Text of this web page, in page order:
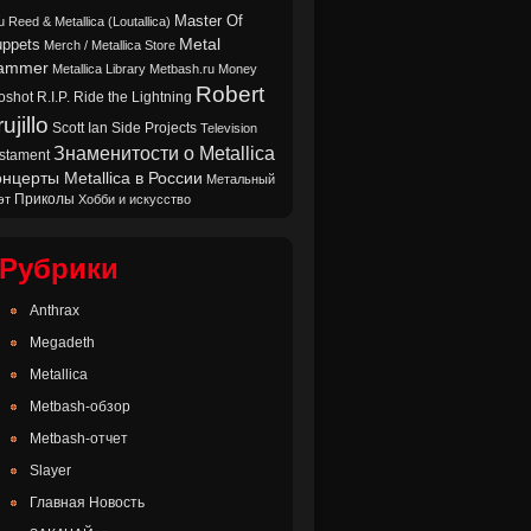
Reed & Metallica (Loutallica) Master Of
Merch / Metallica Store Metal
Metallica Library Metbash.ru Money
R.I.P. Ride the Lightning Robert
Scott Ian Side Projects Television
Знаменитости о Metallica
Metallica в России Метальный
Приколы Хобби и искусство
Рубрики
Anthrax
Megadeth
Metallica
Metbash-обзор
Metbash-отчет
Slayer
Главная Новость